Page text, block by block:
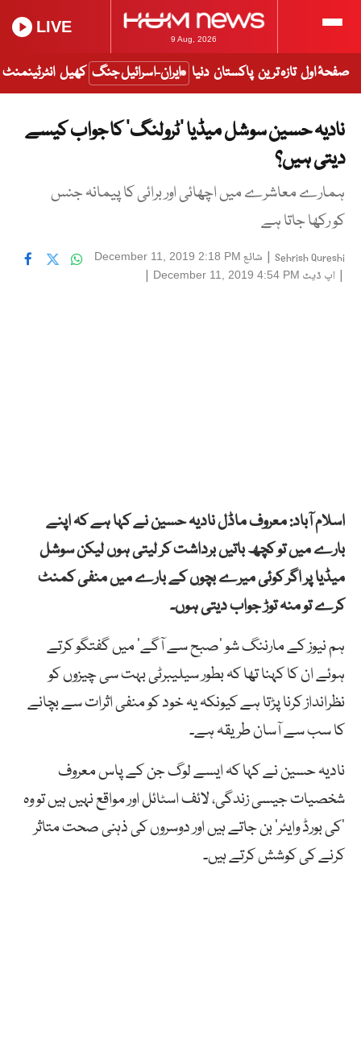
9 Aug, 2026
LIVE
صفحۂ اول تازہ ترین پاکستان دنیا ایران-اسرائیل جنگ کھیل انٹرٹینمنٹ
نادیہ حسین سوشل میڈیا ’ٹرولنگ‘ کا جواب کیسے
دیتی ہیں؟
ہمارے معاشرے میں اچھائی اور برائی کا پیمانہ جنس
کو رکھا جاتا ہے
Sehrish Qureshi
| شائع December 11, 2019 2:18 PM
| اپ ڈیٹ December 11, 2019 4:54 PM
|
اسلام آباد: معروف ماڈل نادیہ حسین نے کہا ہے کہ اپنے
بارے میں تو کچھ باتیں برداشت کر لیتی ہوں لیکن سوشل
میڈیا پر اگر کوئی میرے بچوں کے بارے میں منفی کمنٹ
کرے تو منہ توڑ جواب دیتی ہوں۔
ہم نیوز کے مارننگ شو ’صبح سے آگے‘ میں گفتگو کرتے
ہوئے ان کا کہنا تھا کہ بطور سیلیبرٹی بہت سی چیزوں کو
نظرانداز کرنا پڑتا ہے کیونکہ یہ خود کو منفی اثرات سے بچانے
کا سب سے آسان طریقہ ہے۔
نادیہ حسین نے کہا کہ ایسے لوگ جن کے پاس معروف
شخصیات جیسی زندگی، لائف اسٹائل اور مواقع نہیں ہیں تو وہ
’کی بورڈ وایئر‘ بن جاتے ہیں اور دوسروں کی ذہنی صحت متاثر
کرنے کی کوشش کرتے ہیں۔